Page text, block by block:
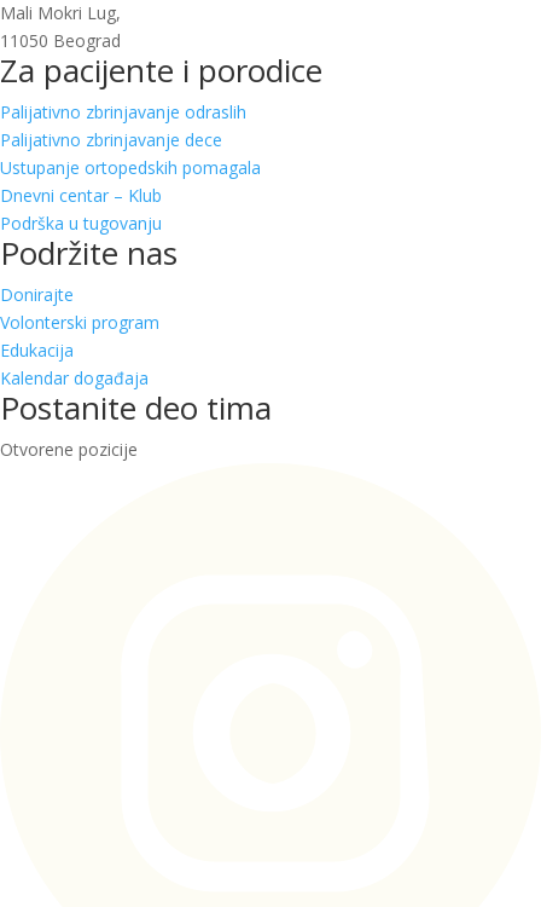
Mali Mokri Lug,
11050 Beograd
Za pacijente i porodice
Palijativno zbrinjavanje odraslih
Palijativno zbrinjavanje dece
Ustupanje ortopedskih pomagala
Dnevni centar – Klub
Podrška u tugovanju
Podržite nas
Donirajte
Volonterski program
Edukacija
Kalendar događaja
Postanite deo tima
Otvorene pozicije